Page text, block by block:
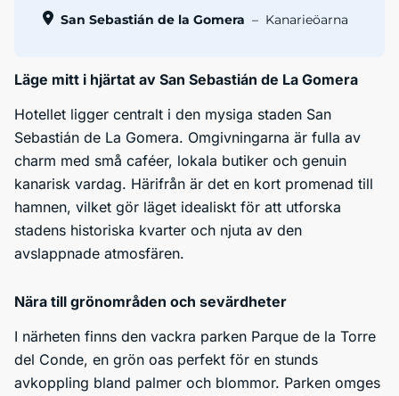
San Sebastián de la Gomera – Kanarieöarna
Läge mitt i hjärtat av San Sebastián de La Gomera
Hotellet ligger centralt i den mysiga staden San
Sebastián de La Gomera. Omgivningarna är fulla av
charm med små caféer, lokala butiker och genuin
kanarisk vardag. Härifrån är det en kort promenad till
hamnen, vilket gör läget idealiskt för att utforska
stadens historiska kvarter och njuta av den
avslappnade atmosfären.
Nära till grönområden och sevärdheter
I närheten finns den vackra parken Parque de la Torre
del Conde, en grön oas perfekt för en stunds
avkoppling bland palmer och blommor. Parken omges